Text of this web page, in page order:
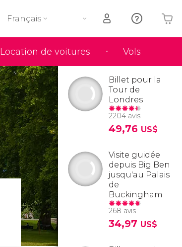
Location de voitures Vols
Français
Votre panier est vide
Billet pour la
Tour de
Londres
2204 avis
49,76 US$
Visite guidée
depuis Big Ben
jusqu'au Palais
de
Buckingham
268 avis
34,97 US$